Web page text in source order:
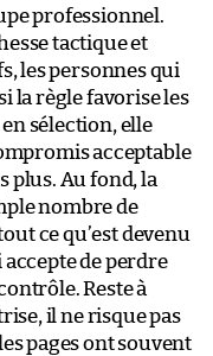
professionnel.
tactique et
les personnes qui
la règle favorise les
sélection, elle
acceptable
plus. Au fond, la
nombre de
ce qu’est devenu
de perdre
Reste à
il ne risque pas
pages ont souvent